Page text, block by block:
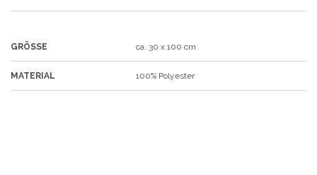
GRÖSSE ca. 30 x 100 cm
MATERIAL 100% Polyester